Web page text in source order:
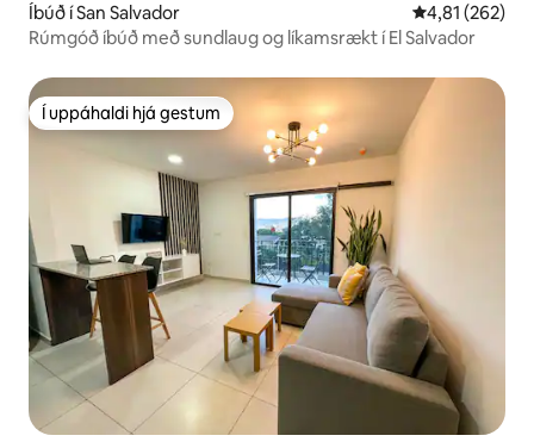
Íbúð í San Salvador 4,81 af 5 í
4,81 (262)
Rúmgóð íbúð með sundlaug og líkamsrækt í El Salvador
Í uppáhaldi hjá gestum
Í uppáhaldi hjá gestum